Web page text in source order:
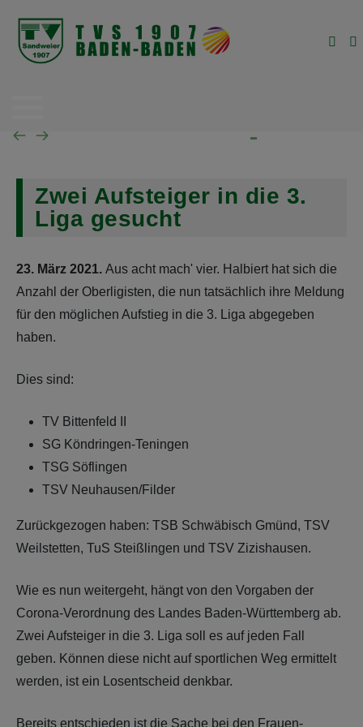
Zwei Aufsteiger in die 3.
Liga gesucht
23. März 2021. Aus acht mach' vier. Halbiert hat sich die
Anzahl der Oberligisten, die nun tatsächlich ihre Meldung
für den möglichen Aufstieg in die 3. Liga abgegeben
haben.
Dies sind:
TV Bittenfeld II
SG Köndringen-Teningen
TSG Söflingen
TSV Neuhausen/Filder
Zurückgezogen haben: TSB Schwäbisch Gmünd, TSV
Weilstetten, TuS Steißlingen und TSV Zizishausen.
Wie es nun weitergeht, hängt von den Vorgaben der
Corona-Verordnung des Landes Baden-Württemberg ab.
Zwei Aufsteiger in die 3. Liga soll es auf jeden Fall
geben. Können diese nicht auf sportlichen Weg ermittelt
werden, ist ein Losentscheid denkbar.
Bereits entschieden ist die Sache bei den Frauen-
News
Tabelle
News
Tabelle
News
Tabelle
News
Tabelle